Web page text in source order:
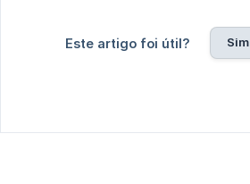
Este artigo foi útil? Sim